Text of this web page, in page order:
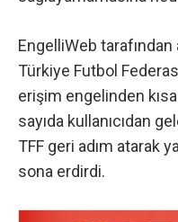
EngelliWeb
Türkiye Futbol
erişim engelinden
sayıda kullanıcıdan
TFF geri adım atarak
sona erdirdi.